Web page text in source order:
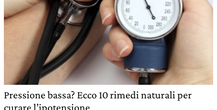
Pressione bassa? Ecco 10 rimedi naturali per
curare l’ipotensione